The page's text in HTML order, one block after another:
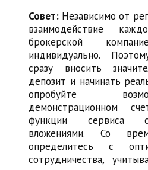
Совет: Независимо от
взаимодействие
брокерской
индивидуально.
сразу вносить
депозит и начинать
опробуйте
демонстрационном
функции сервиса
вложениями. Со
определитесь с
сотрудничества,